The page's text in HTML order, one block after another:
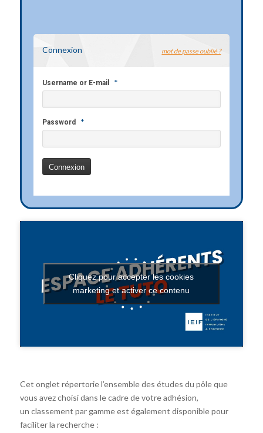
Connexion mot de passe oublié ?
Username or E-mail *
Password *
Cliquez pour accepter les cookies
marketing et activer ce contenu
Cet onglet répertorie l’ensemble des études du pôle que
vous avez choisi dans le cadre de votre adhésion,
un classement par gamme est également disponible pour
faciliter la recherche :